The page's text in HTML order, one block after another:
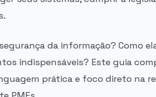
da informação? Como
indispensáveis? Este guia
prática e foco direto na